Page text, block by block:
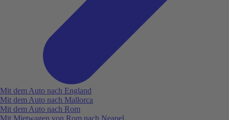
Mit dem Auto nach England
Mit dem Auto nach Mallorca
Mit dem Auto nach Rom
Mit Mietwagen von Rom nach Neapel